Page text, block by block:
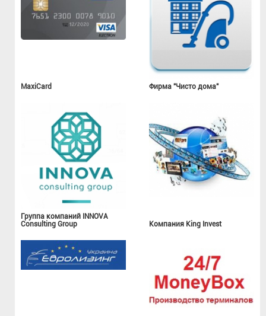
MaxiCard Фирма "Чисто дома"
Группа компаний INNOVA
Consulting Group
Компания King Invest